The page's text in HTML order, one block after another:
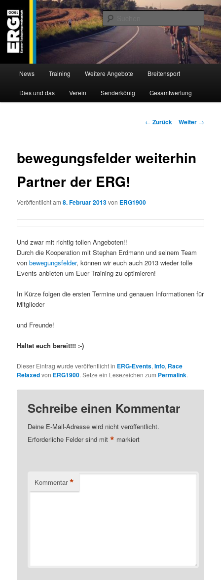
Inhalt
wechseln
ERG 1900 e.V
Willkommen bei der Essener Radsportgemeinschaft
News Training Weitere Angebote Breitensport
Dies und das Verein Senderkönig Gesamtwertung
Beitragsnavigation
← Zurück Weiter →
bewegungsfelder weiterhin
Partner der ERG!
Veröffentlicht am8. Februar 2013von ERG1900
Und zwar mit richtig tollen Angeboten!!
Durch die Kooperation mit Stephan Erdmann und seinem Team
vonbewegungsfelder, können wir euch auch 2013 wieder tolle
Events anbieten um Euer Training zu optimieren!
In Kürze folgen die ersten Termine und genauen Informationen für
Mitglieder
und Freunde!
Haltet euch bereit!!! :-)
Dieser Eintrag wurde veröffentlicht in ERG-Events,Info, Race
Relaxedvon ERG1900. Setze ein Lesezeichen zum Permalink.
Schreibe einen Kommentar
Deine E-Mail-Adresse wird nicht veröffentlicht.
Erforderliche Felder sind mit* markiert
Kommentar *